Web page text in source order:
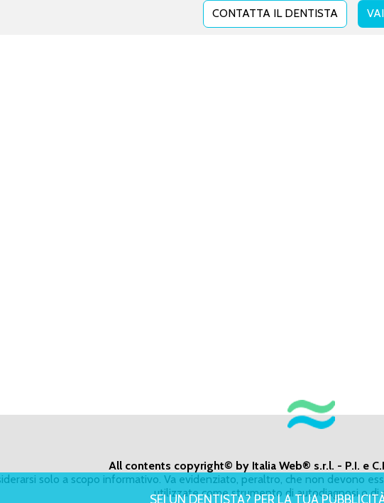
CONTATTA IL DENTISTA
All contents copyright© by Italia Web® s.r.l. - P.I. e
solo a scopo informativo. Va evidenziato, peraltro, che non devono
utilizzate come strumento di autodiagnosi o di
SEI UN DENTISTA? PER LA TUA